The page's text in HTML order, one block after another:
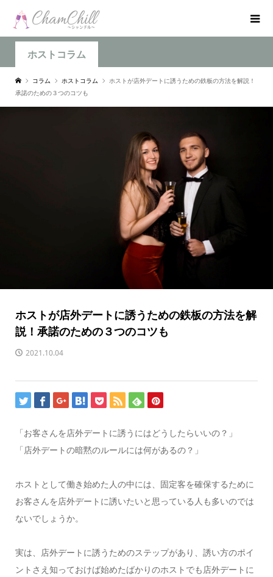
ホストコラム
コラム ホストコラム
ホストが店外デートに誘うための鉄板の方法を解説！
承諾のための３つのコツも
ホストが店外デートに誘うための鉄板の方法を解
説！承諾のための３つのコツも
2021.10.04
「お客さんを店外デートに誘うにはどうしたらいいの？」
「店外デートの暗黙のルールには何があるの？」
ホストとして働き始めた人の中には、固定客を確保するために
お客さんを店外デートに誘いたいと思っている人も多いのでは
ないでしょうか。
実は、店外デートに誘うためのステップがあり、誘い方のポイ
ントさえ知っておけば始めたばかりのホストでも店外デートに